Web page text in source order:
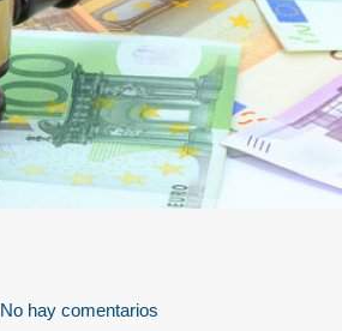
No hay comentarios